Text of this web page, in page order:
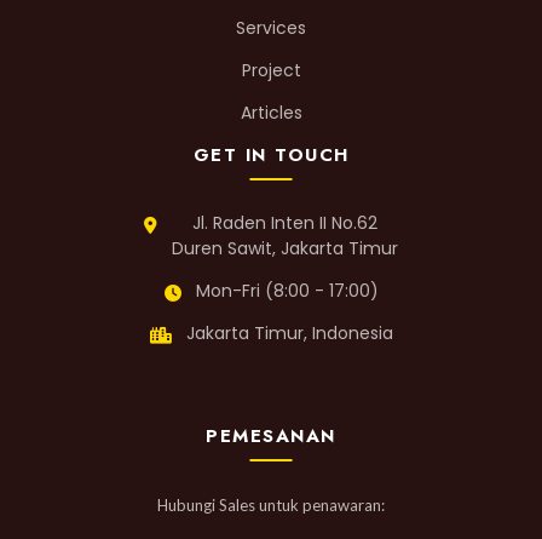
Services
Project
Articles
GET IN TOUCH
Jl. Raden Inten II No.62
Duren Sawit, Jakarta Timur
Mon-Fri (8:00 - 17:00)
Jakarta Timur, Indonesia
PEMESANAN
Hubungi Sales untuk penawaran: